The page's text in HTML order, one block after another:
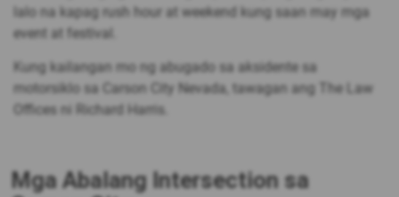
lalo na kapag rush hour at weekend kung saan may mga
event at festival.
Kung kailangan mo ng abugado sa aksidente sa
motorsiklo sa Carson City Nevada, tawagan ang The Law
Offices ni Richard Harris.
Mga Abalang Intersection sa